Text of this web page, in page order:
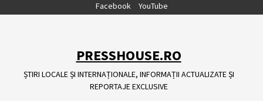
Facebook YouTube
PRESSHOUSE.RO
ȘTIRI LOCALE ȘI INTERNAȚIONALE, INFORMAȚII ACTUALIZATE ȘI
REPORTAJE EXCLUSIVE